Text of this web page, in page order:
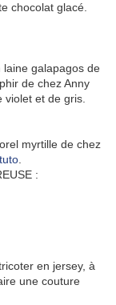
chocolat glacé.
galapagos de
de chez Anny
et de gris.
myrtille de chez
.
:
en jersey, à
une couture